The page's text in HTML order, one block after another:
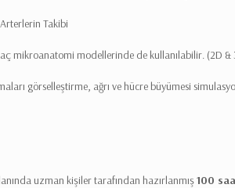
Takibi
mikroanatomi modellerinde de kullanılabilir. (2D
görselleştirme, ağrı ve hücre büyümesi
uzman kişiler tarafından hazırlanmış100